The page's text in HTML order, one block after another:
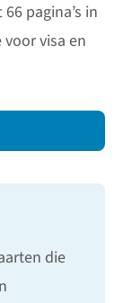
pagina’s in
visa en
die